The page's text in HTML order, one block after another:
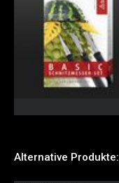
Alternative Produkte: